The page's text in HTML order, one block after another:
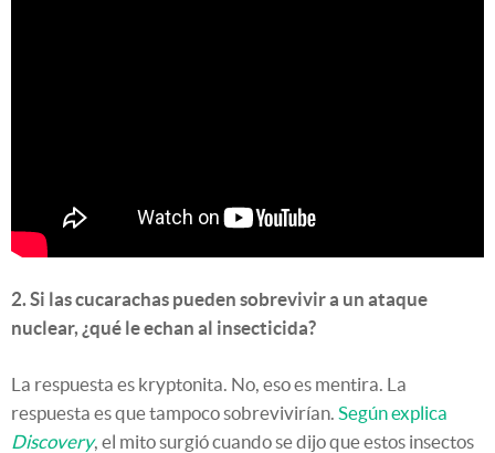
2. Si las cucarachas pueden sobrevivir a un ataque
nuclear, ¿qué le echan al insecticida?
La respuesta es kryptonita. No, eso es mentira. La
respuesta es que tampoco sobrevivirían. Según explica
Discovery, el mito surgió cuando se dijo que estos insectos